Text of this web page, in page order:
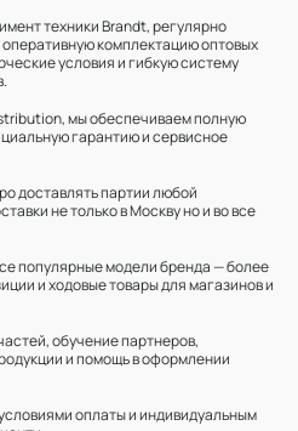
техники Brandt, регулярно
комплектацию оптовых
условия и гибкую систему
мы обеспечиваем полную
гарантию и сервисное
доставлять партии любой
не только в Москву но и во все
популярные модели бренда — более
и ходовые товары для магазинов и
обучение партнеров,
и помощь в оформлении
оплаты и индивидуальным